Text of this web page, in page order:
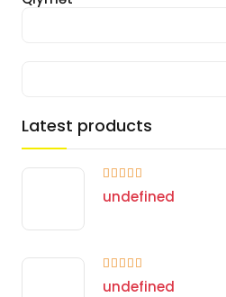
Latest products
undefined
undefined